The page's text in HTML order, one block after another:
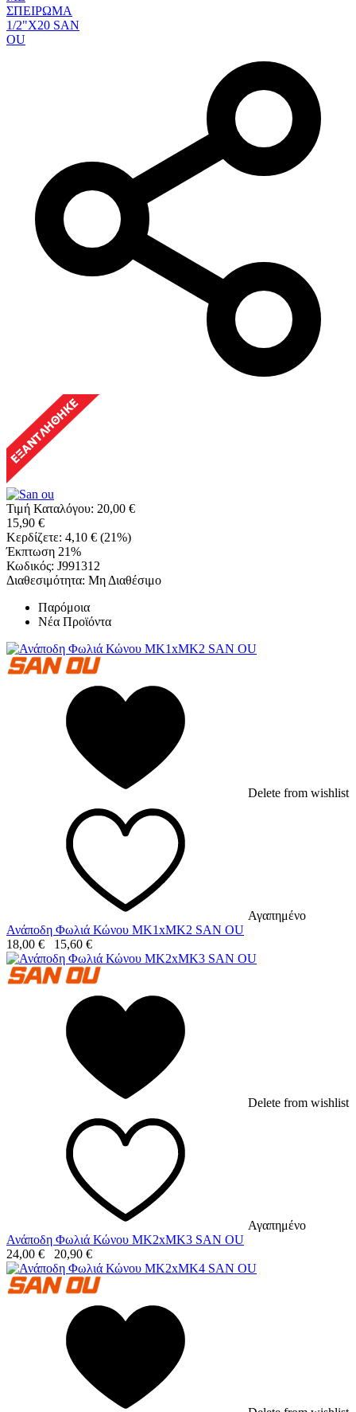
Τιμή Καταλόγου: 20,00 €
15,90 €
Κερδίζετε: 4,10 € (21%)
Έκπτωση 21%
Κωδικός: J991312
Διαθεσιμότητα: Μη Διαθέσιμο
Παρόμοια
Νέα Προϊόντα
Delete from wishlist
Αγαπημένο
Ανάποδη Φωλιά Κώνου MK1xMK2 SAN OU
18,00 € 15,60 €
Delete from wishlist
Αγαπημένο
Ανάποδη Φωλιά Κώνου MK2xMK3 SAN OU
24,00 € 20,90 €